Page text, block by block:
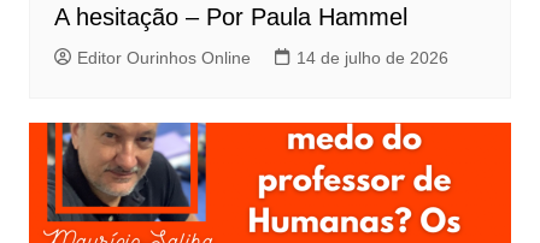
A hesitação – Por Paula Hammel
Editor Ourinhos Online 14 de julho de 2026